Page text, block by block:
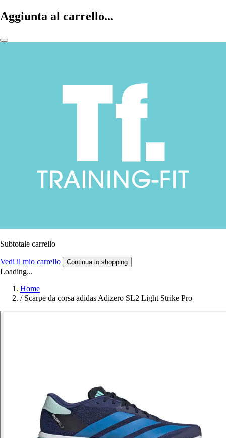
Aggiunta al carrello...
Subtotale carrello
Vedi il mio carrello Continua lo shopping
Loading...
Home
/ Scarpe da corsa adidas Adizero SL2 Light Strike Pro